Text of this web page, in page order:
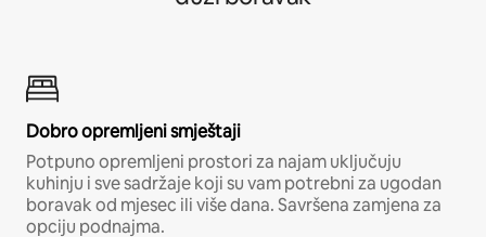
Dobro opremljeni smještaji
Potpuno opremljeni prostori za najam uključuju
kuhinju i sve sadržaje koji su vam potrebni za ugodan
boravak od mjesec ili više dana. Savršena zamjena za
opciju podnajma.